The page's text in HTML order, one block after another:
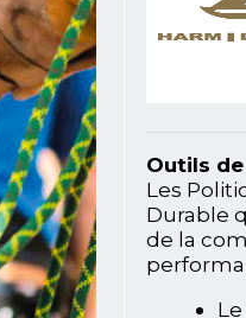
Outils
Les
Durable
de la